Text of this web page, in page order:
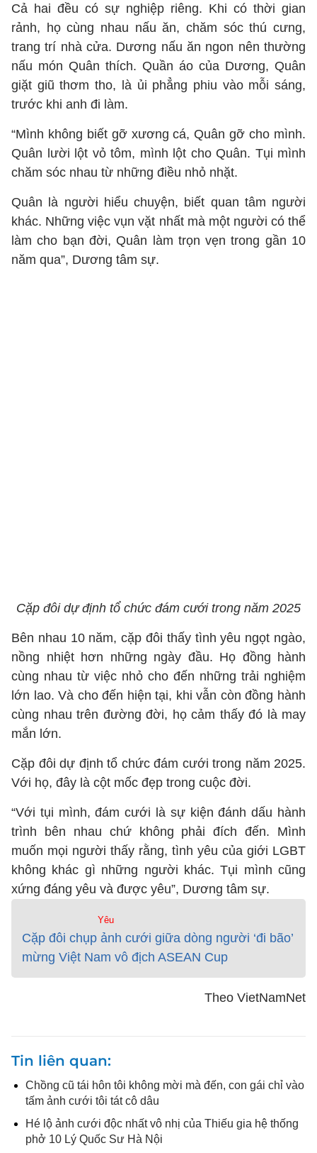
Cả hai đều có sự nghiệp riêng. Khi có thời gian
rảnh, họ cùng nhau nấu ăn, chăm sóc thú cưng,
trang trí nhà cửa. Dương nấu ăn ngon nên thường
nấu món Quân thích. Quần áo của Dương, Quân
giặt giũ thơm tho, là ủi phẳng phiu vào mỗi sáng,
trước khi anh đi làm.
“Mình không biết gỡ xương cá, Quân gỡ cho mình.
Quân lười lột vỏ tôm, mình lột cho Quân. Tụi mình
chăm sóc nhau từ những điều nhỏ nhặt.
Quân là người hiểu chuyện, biết quan tâm người
khác. Những việc vụn vặt nhất mà một người có thể
làm cho bạn đời, Quân làm trọn vẹn trong gần 10
năm qua”, Dương tâm sự.
Cặp đôi dự định tổ chức đám cưới trong năm 2025
Bên nhau 10 năm, cặp đôi thấy tình yêu ngọt ngào,
nồng nhiệt hơn những ngày đầu. Họ đồng hành
cùng nhau từ việc nhỏ cho đến những trải nghiệm
lớn lao. Và cho đến hiện tại, khi vẫn còn đồng hành
cùng nhau trên đường đời, họ cảm thấy đó là may
mắn lớn.
Cặp đôi dự định tổ chức đám cưới trong năm 2025.
Với họ, đây là cột mốc đẹp trong cuộc đời.
“Với tụi mình, đám cưới là sự kiện đánh dấu hành
trình bên nhau chứ không phải đích đến. Mình
muốn mọi người thấy rằng, tình yêu của giới LGBT
không khác gì những người khác. Tụi mình cũng
xứng đáng yêu và được yêu”, Dương tâm sự.
Yêu
Cặp đôi chụp ảnh cưới giữa dòng người ‘đi bão’
mừng Việt Nam vô địch ASEAN Cup
Theo VietNamNet
Tin liên quan
Chồng cũ tái hôn tôi không mời mà đến, con gái chỉ vào
tấm ảnh cưới tôi tát cô dâu
Hé lộ ảnh cưới độc nhất vô nhị của Thiếu gia hệ thống
phở 10 Lý Quốc Sư Hà Nội